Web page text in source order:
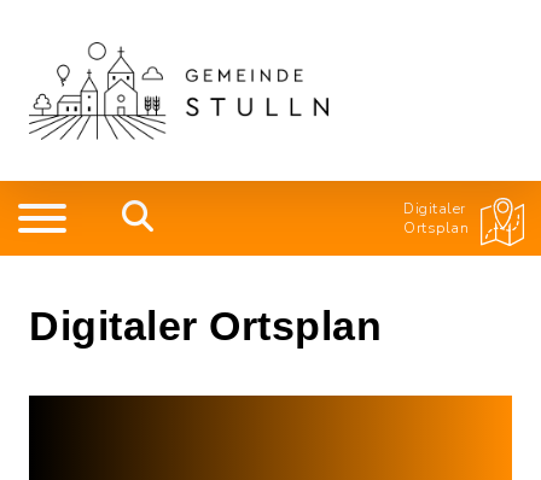
Digitaler
Ortsplan
Digitaler Ortsplan